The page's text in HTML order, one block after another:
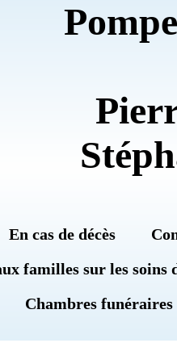
En cas de décès
familles sur les soins
Chambres funéraires